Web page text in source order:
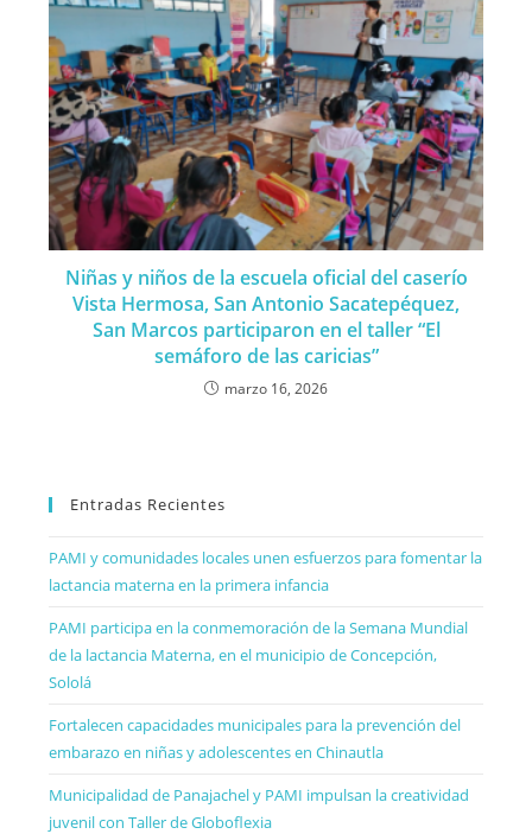
Niñas y niños de la escuela oficial del caserío
Vista Hermosa, San Antonio Sacatepéquez,
San Marcos participaron en el taller “El
semáforo de las caricias”
marzo 16, 2026
Entradas Recientes
PAMI y comunidades locales unen esfuerzos para fomentar la
lactancia materna en la primera infancia
PAMI participa en la conmemoración de la Semana Mundial
de la lactancia Materna, en el municipio de Concepción,
Sololá
Fortalecen capacidades municipales para la prevención del
embarazo en niñas y adolescentes en Chinautla
Municipalidad de Panajachel y PAMI impulsan la creatividad
juvenil con Taller de Globoflexia